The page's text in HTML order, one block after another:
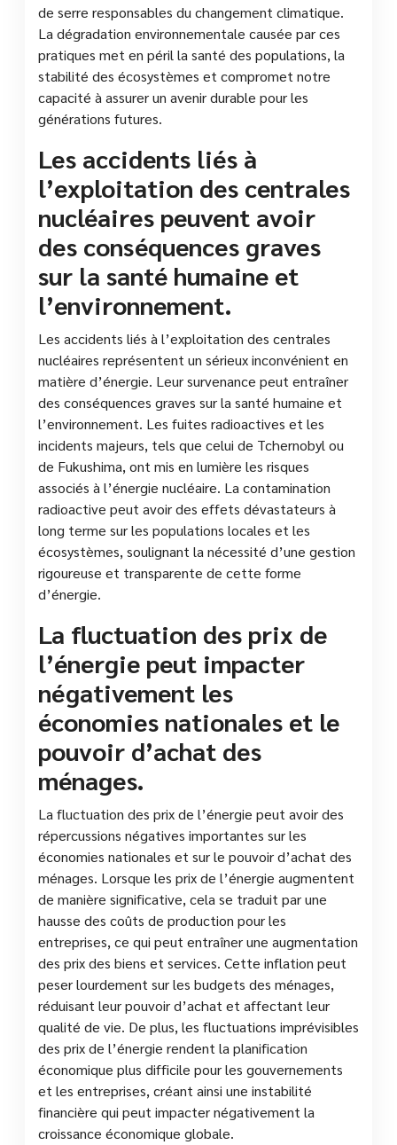
de serre responsables du changement climatique.
La dégradation environnementale causée par ces
pratiques met en péril la santé des populations, la
stabilité des écosystèmes et compromet notre
capacité à assurer un avenir durable pour les
générations futures.
Les accidents liés à
l’exploitation des centrales
nucléaires peuvent avoir
des conséquences graves
sur la santé humaine et
l’environnement.
Les accidents liés à l’exploitation des centrales
nucléaires représentent un sérieux inconvénient en
matière d’énergie. Leur survenance peut entraîner
des conséquences graves sur la santé humaine et
l’environnement. Les fuites radioactives et les
incidents majeurs, tels que celui de Tchernobyl ou
de Fukushima, ont mis en lumière les risques
associés à l’énergie nucléaire. La contamination
radioactive peut avoir des effets dévastateurs à
long terme sur les populations locales et les
écosystèmes, soulignant la nécessité d’une gestion
rigoureuse et transparente de cette forme
d’énergie.
La fluctuation des prix de
l’énergie peut impacter
négativement les
économies nationales et le
pouvoir d’achat des
ménages.
La fluctuation des prix de l’énergie peut avoir des
répercussions négatives importantes sur les
économies nationales et sur le pouvoir d’achat des
ménages. Lorsque les prix de l’énergie augmentent
de manière significative, cela se traduit par une
hausse des coûts de production pour les
entreprises, ce qui peut entraîner une augmentation
des prix des biens et services. Cette inflation peut
peser lourdement sur les budgets des ménages,
réduisant leur pouvoir d’achat et affectant leur
qualité de vie. De plus, les fluctuations imprévisibles
des prix de l’énergie rendent la planification
économique plus difficile pour les gouvernements
et les entreprises, créant ainsi une instabilité
financière qui peut impacter négativement la
croissance économique globale.